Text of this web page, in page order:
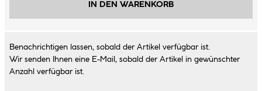
IN DEN WARENKORB
Benachrichtigen lassen, sobald der Artikel verfügbar ist.
Wir senden Ihnen eine E-Mail, sobald der Artikel in gewünschter
Anzahl verfügbar ist.